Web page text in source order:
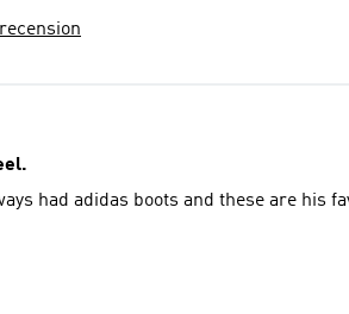
had adidas boots and these are his